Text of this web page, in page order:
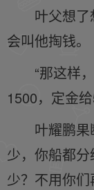
叶父想
会叫他掏钱。
“那这样
1500，定金
叶耀鹏
少，你船都
少？不用你